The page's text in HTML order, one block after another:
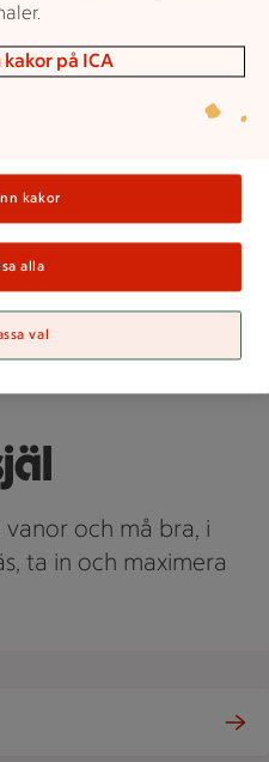
och må bra, i
ta in och maximera
kakor på ICA
kakor
alla
val